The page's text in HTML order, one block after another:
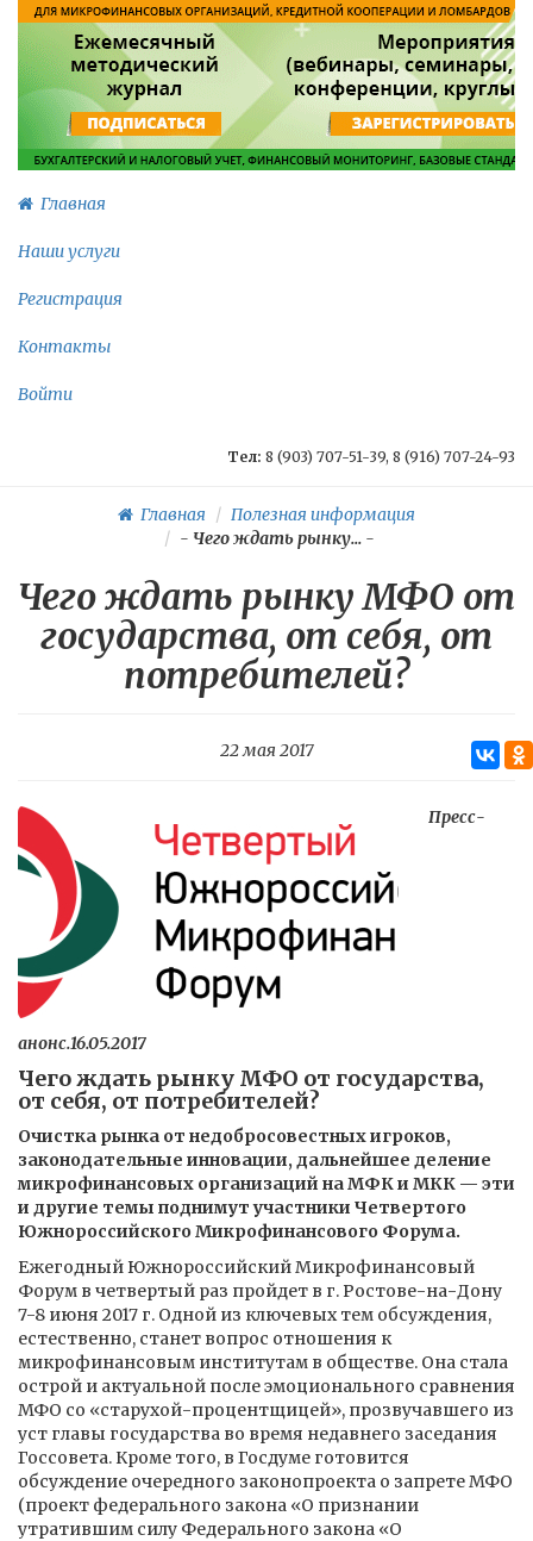
Главная
Наши услуги
Регистрация
Контакты
Войти
Тел: 8 (903) 707-51-39, 8 (916) 707-24-93
Главная
Полезная информация
- Чего ждать рынку... -
Чего ждать рынку МФО от
государства, от себя, от
потребителей?
22 мая 2017
Пресс-
анонс.16.05.2017
Чего ждать рынку МФО от государства,
от себя, от потребителей?
Очистка рынка от недобросовестных игроков,
законодательные инновации, дальнейшее деление
микрофинансовых организаций на МФК и МКК — эти
и другие темы поднимут участники Четвертого
Южнороссийского Микрофинансового Форума.
Ежегодный Южнороссийский Микрофинансовый
Форум в четвертый раз пройдет в г. Ростове-на-Дону
7-8 июня 2017 г. Одной из ключевых тем обсуждения,
естественно, станет вопрос отношения к
микрофинансовым институтам в обществе. Она стала
острой и актуальной после эмоционального сравнения
МФО со «старухой-процентщицей», прозвучавшего из
уст главы государства во время недавнего заседания
Госсовета. Кроме того, в Госдуме готовится
обсуждение очередного законопроекта о запрете МФО
(проект федерального закона «О признании
утратившим силу Федерального закона «О